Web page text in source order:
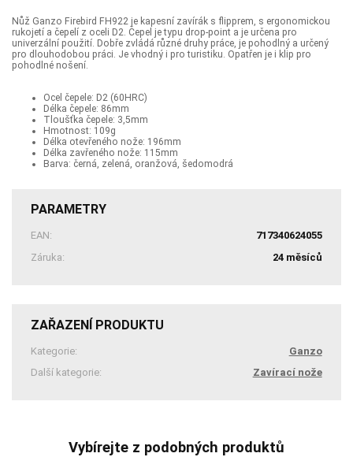
Nůž Ganzo Firebird FH922 je kapesní zavírák s flipprem, s ergonomickou
rukojetí a čepelí z oceli D2. Čepel je typu drop-point a je určena pro
univerzální použití. Dobře zvládá různé druhy práce, je pohodlný a určený
pro dlouhodobou práci. Je vhodný i pro turistiku. Opatřen je i klip pro
pohodlné nošení.
Ocel čepele: D2 (60HRC)
Délka čepele: 86mm
Tloušťka čepele: 3,5mm
Hmotnost: 109g
Délka otevřeného nože: 196mm
Délka zavřeného nože: 115mm
Barva: černá, zelená, oranžová, šedomodrá
PARAMETRY
EAN:
717340624055
Záruka:
24 měsíců
ZAŘAZENÍ PRODUKTU
Kategorie:
Ganzo
Další kategorie:
Zavírací nože
Vybírejte z podobných produktů